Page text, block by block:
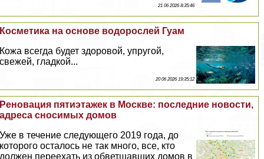
21 06 2026 8:35:46
Косметика на основе водорослей Гуам
Кожа всегда будет здоровой, упругой,
свежей, гладкой...
20 06 2026 19:35:12
Реновация пятиэтажек в Москве: последние новости,
адреса сносимых домов
Уже в течение следующего 2019 года, до
которого осталось не так много, все, кто
должен переехать из обветшавших домов в